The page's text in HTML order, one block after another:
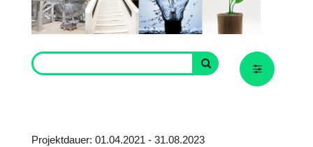
Projektdauer: 01.04.2021 - 31.08.2023